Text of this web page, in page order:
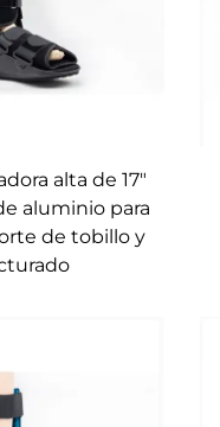
alta de 17"
aluminio para
de tobillo y